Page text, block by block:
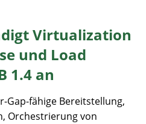
Virtualization
und Load
1.4 an
Gap-fähige Bereitstellung,
Orchestrierung von